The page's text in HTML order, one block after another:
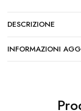
DESCRIZIONE
INFORMAZIONI